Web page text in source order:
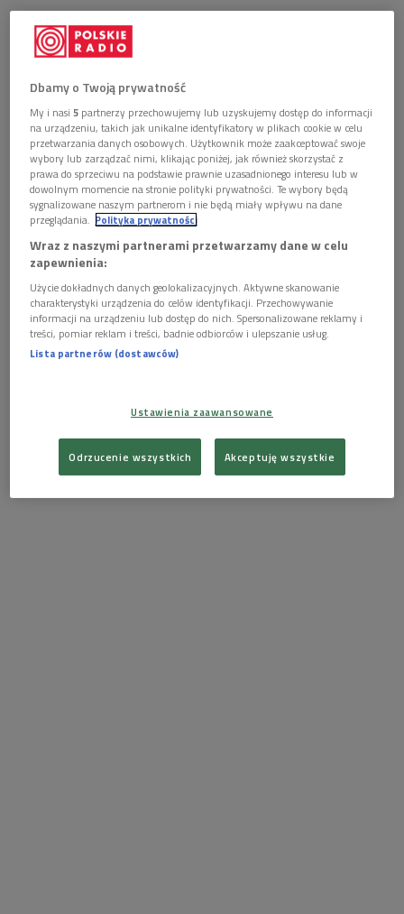
Posłuchaj rozmowy w audycji "Wybieram Dwójkę"
>>>
Między Polską a Niemcami
Tegoroczny krakowskiMiesiąc Fotografiiodbędzie się pod
hasłem "Unreal Estate". Program skoncentrowany będzie
wokół relacji polsko-niemieckich i doświadczenia Europy
Środkowej. Jak podkreśliłTomasz Gutkowskiz Fundacji Sztuk
Wizualnych, temat okazał się znacznie bardziej aktualny, niż
organizatorzy przewidywali dwa lata temu.
– To jest kraj tak bliski, tak ważny, a tak naprawdę niewiele o
nim wiemy – mówił o Niemczech kurator festiwalu. –
Okazało się, że ja go po prostu nie rozumiem. Jet zupełnie
inny niż moje wyobrażenia– dodał.
Dbamy o Twoją prywatność
My i nasi5 partnerzy przechowujemy lub uzyskujemy dostęp do informacji
na urządzeniu, takich jak unikalne identyfikatory w plikach cookie w celu
przetwarzania danych osobowych. Użytkownik może zaakceptować swoje
wybory lub zarządzać nimi, klikając poniżej, jak również skorzystać z
prawa do sprzeciwu na podstawie prawnie uzasadnionego interesu lub w
dowolnym momencie na stronie polityki prywatności. Te wybory będą
sygnalizowane naszym partnerom i nie będą miały wpływu na dane
przeglądania. Polityka prywatności
Wraz z naszymi partnerami przetwarzamy dane w celu
zapewnienia:
Użycie dokładnych danych geolokalizacyjnych. Aktywne skanowanie
charakterystyki urządzenia do celów identyfikacji. Przechowywanie
informacji na urządzeniu lub dostęp do nich. Spersonalizowane reklamy i
treści, pomiar reklam i treści, badnie odbiorców i ulepszanie usług.
Lista partnerów (dostawców)
Ustawienia zaawansowane
Odrzucenie wszystkich Akceptuję wszystkie